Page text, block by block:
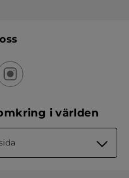
i världen